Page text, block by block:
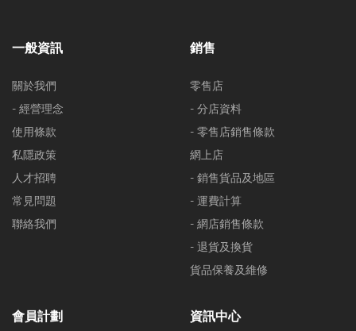
一般資訊
關於我們
- 經營理念
使用條款
私隱政策
人才招聘
常見問題
聯絡我們
銷售
零售店
- 分店資料
- 零售店銷售條款
網上店
- 銷售貨品及地區
- 運費計算
- 網店銷售條款
- 退貨及換貨
貨品保養及維修
會員計劃 資訊中心